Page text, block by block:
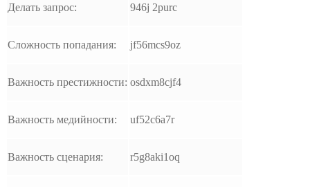
Делать запрос: 946j 2purc
Сложность попадания: jf56mcs9oz
Важность престижности: osdxm8cjf4
Важность медийности: uf52c6a7r
Важность сценария: r5g8aki1oq